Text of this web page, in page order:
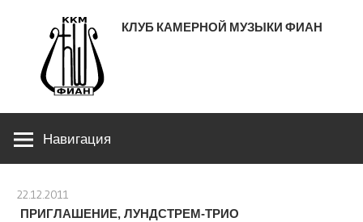
содержимому
КЛУБ КАМЕРНОЙ МУЗЫКИ ФИАН
ЛЕНИНСКИЙ ПРОСПЕКТ 53
Навигация
22.12.2011
ПРИГЛАШЕНИЕ, ЛУНДСТРЕМ-ТРИО